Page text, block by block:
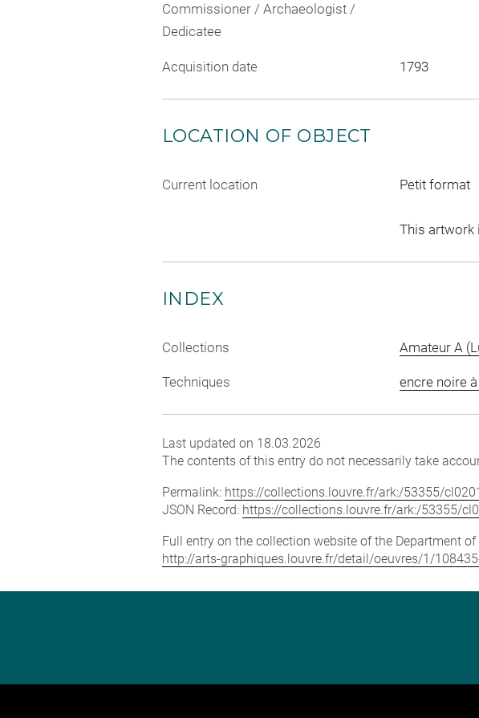
Commissioner / Archaeologist /
Dedicatee
Acquisition date 1793
LOCATION OF OBJECT
Current location Petit format
This artwork
INDEX
Collections Amateur A
Techniques encre noire
Last updated on 18.03.2026
The contents of this entry do not necessarily take
Permalink: https://collections.louvre.fr/ark:/53355/
JSON Record: https://collections.louvre.fr/ark:/53355/
Full entry on the collection website of the Department
http://arts-graphiques.louvre.fr/detail/oeuvres/1/